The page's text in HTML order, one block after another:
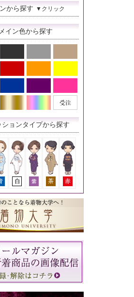
から探す ▼クリック
メイン色から探す
ションタイプから探す